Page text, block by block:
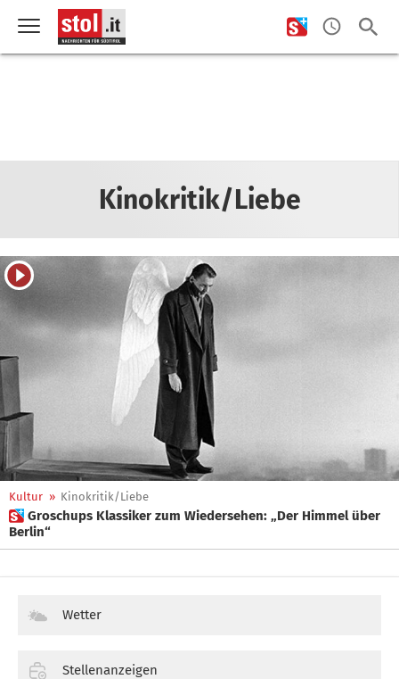
Kinokritik/Liebe
Kultur » Kinokritik/Liebe
 Groschups Klassiker zum Wiedersehen: „Der Himmel über
Berlin“
Wetter
Stellenanzeigen